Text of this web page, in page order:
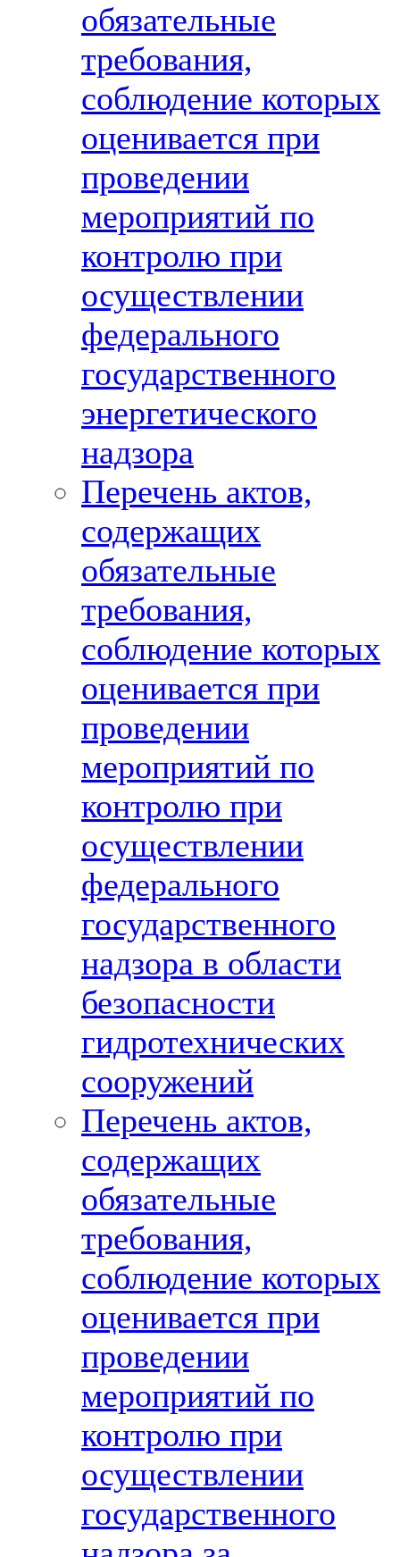
обязательные
требования,
соблюдение которых
оценивается при
проведении
мероприятий по
контролю при
осуществлении
федерального
государственного
энергетического
надзора
Перечень актов,
содержащих
обязательные
требования,
соблюдение которых
оценивается при
проведении
мероприятий по
контролю при
осуществлении
федерального
государственного
надзора в области
безопасности
гидротехнических
сооружений
Перечень актов,
содержащих
обязательные
требования,
соблюдение которых
оценивается при
проведении
мероприятий по
контролю при
осуществлении
государственного